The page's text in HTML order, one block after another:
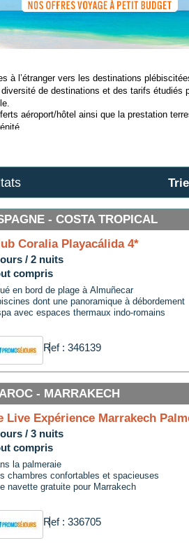
à l’étranger vers les destinations
de destinations et des tarifs étudiés
aéroport/hôtel ainsi que la prestation
- COSTA TROPICAL
Coralia Playacálida 4*
/ 2 nuits
compris
en bord de plage à Almuñecar
dont une panoramique à débordement
avec espaces thermaux indo-romains
Ref : 346139
- MARRAKECH
Live Expérience Marrakech
/ 3 nuits
compris
la palmeraie
chambres confortables et spacieuses
navette gratuite pour Marrakech
Ref : 336705